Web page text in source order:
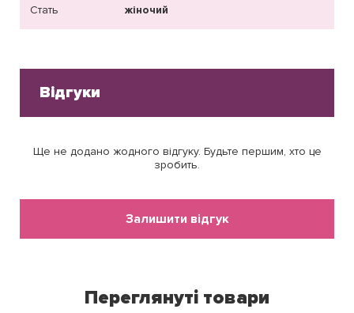
Стать жіночий
Відгуки
Ще не додано жодного відгуку. Будьте першим, хто це
зробить.
Залишити відгук
Переглянуті товари